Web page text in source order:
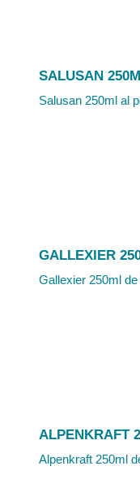
SALUSAN
Salusan 250ml al
GALLEXIER
Gallexier 250ml
ALPENKRAFT
Alpenkraft 250ml